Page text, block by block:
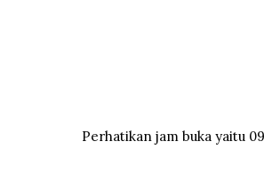
Perhatikan jam buka yaitu